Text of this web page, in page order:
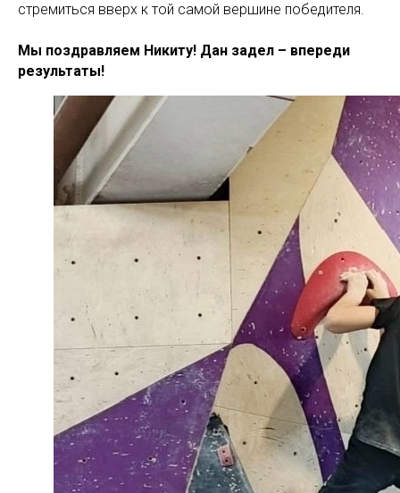
стремиться вверх к той самой вершине победителя.
Мы поздравляем Никиту! Дан задел – впереди
результаты!